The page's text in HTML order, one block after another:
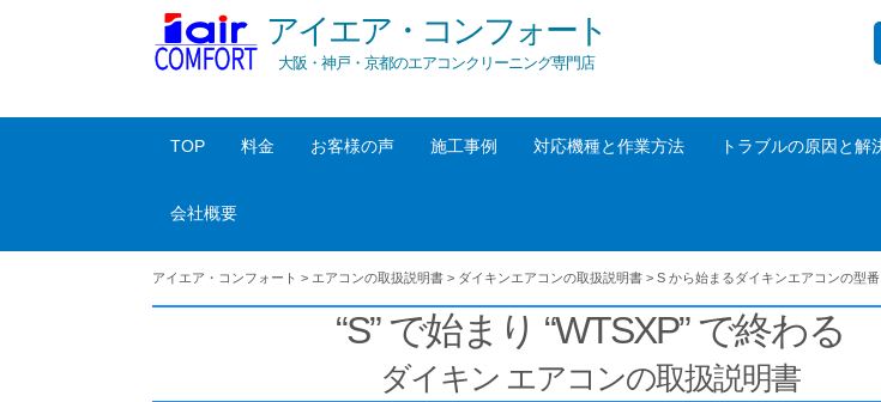
アイエア・コンフォート
大阪・神戸・京都のエアコンクリーニング専門店
TOP 料金 お客様の声 施工事例 対応機種と作業方法 トラブルの原因と解
会社概要
アイエア・コンフォート > エアコンの取扱説明書 > ダイキンエアコンの取扱説明書 > S から始まるダイキンエアコンの型番
“S” で始まり “WTSXP” で終わる
ダイキン エアコンの取扱説明書